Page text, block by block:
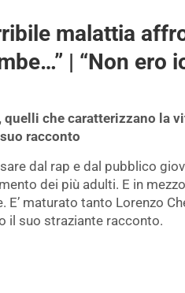
malattia
| “Non ero
che caratterizzano la
racconto
dal rap e dal pubblico
dei più adulti. E in
E’ maturato tanto Lorenzo
il suo straziante racconto.